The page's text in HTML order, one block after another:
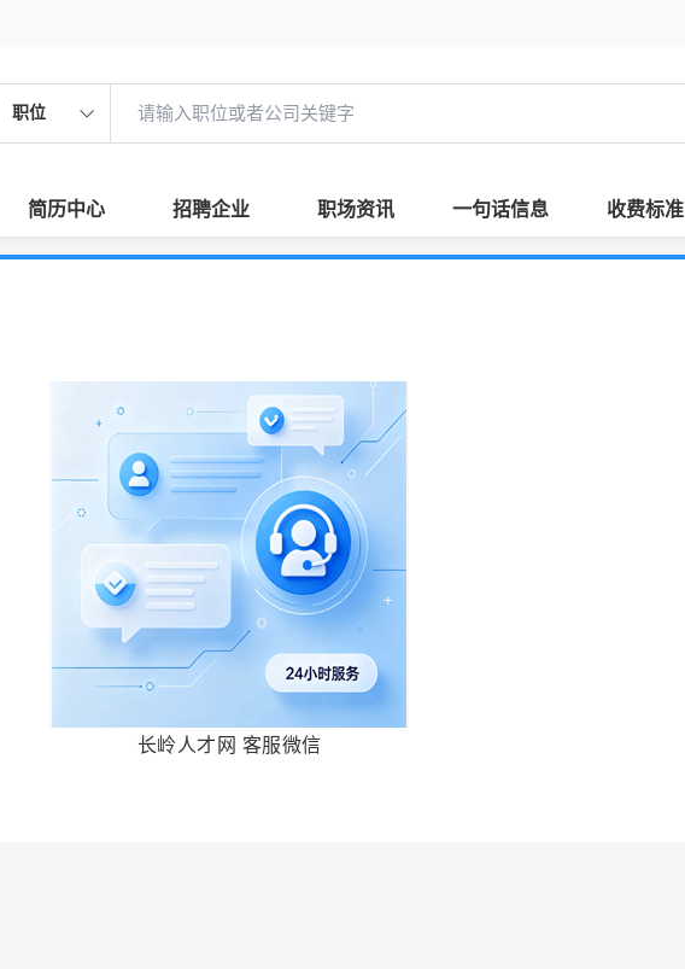
职位
简历中心 招聘企业 职场资讯 一句话信息 收费标准
长岭人才网 客服微信